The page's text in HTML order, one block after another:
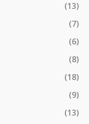
(13)
(7)
(6)
(8)
(18)
(9)
(13)